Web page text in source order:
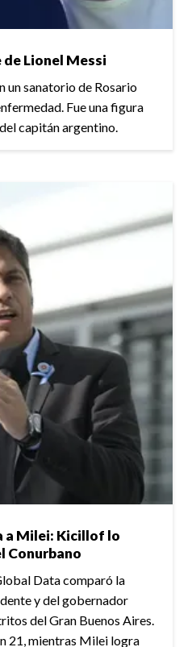
Lionel Messi
un sanatorio de Rosario
Fue una figura
capitán argentino.
a Milei: Kicillof lo
Conurbano
Data comparó la
y del gobernador
del Gran Buenos Aires.
21, mientras Milei logra